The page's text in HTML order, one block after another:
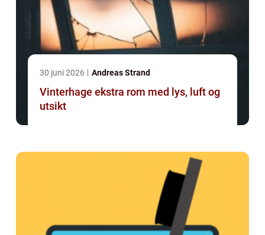
30 juni 2026 Andreas Strand
Vinterhage ekstra rom med lys, luft og
utsikt